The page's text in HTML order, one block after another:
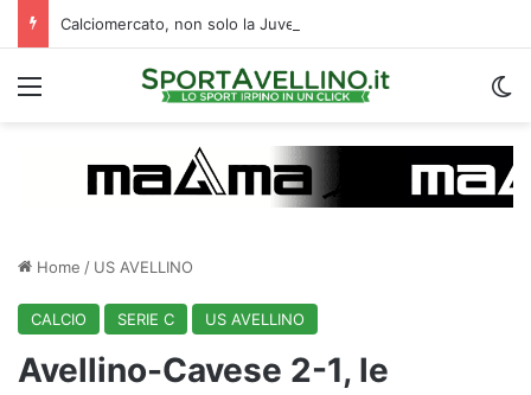
Menu
Home / US AVELLINO
CALCIO SERIE C US AVELLINO
Avellino-Cavese 2-1, le